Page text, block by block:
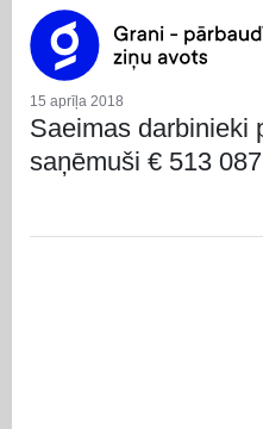
15 aprīļa 2018
Saeimas darbinieki
saņēmuši € 513 087